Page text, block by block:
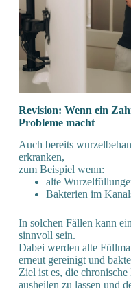
Revision: Wenn ein
Probleme macht
Auch bereits
erkranken,
zum Beispiel wenn:
alte
Bakterien im
In solchen Fällen kann
sinnvoll sein.
Dabei werden alte
erneut gereinigt und
Ziel ist es, die
ausheilen zu lassen und